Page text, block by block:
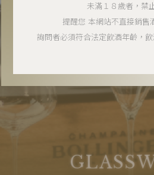
未滿１８歲者，禁
提醒您 本網站不直接銷售
詢問者必須符合法定飲酒年齡，